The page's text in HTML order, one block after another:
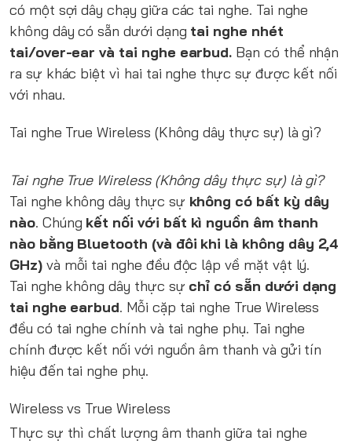
có một sợi dây chạy giữa các tai nghe. Tai nghe
không dây có sẵn dưới dạng tai nghe nhét
tai/over-ear và tai nghe earbud. Bạn có thể nhận
ra sự khác biệt vì hai tai nghe thực sự được kết nối
với nhau.
Tai nghe True Wireless (Không dây thực sự) là gì?
Tai nghe True Wireless (Không dây thực sự) là gì?
Tai nghe không dây thực sự không có bất kỳ dây
nào. Chúng kết nối với bất kì nguồn âm thanh
nào bằng Bluetooth (và đôi khi là không dây 2,4
GHz)và mỗi tai nghe đều độc lập về mặt vật lý.
Tai nghe không dây thực sự chỉ có sẵn dưới dạng
tai nghe earbud. Mỗi cặp tai nghe True Wireless
đều có tai nghe chính và tai nghe phụ. Tai nghe
chính được kết nối với nguồn âm thanh và gửi tín
hiệu đến tai nghe phụ.
Wireless vs True Wireless
Thực sự thì chất lượng âm thanh giữa tai nghe